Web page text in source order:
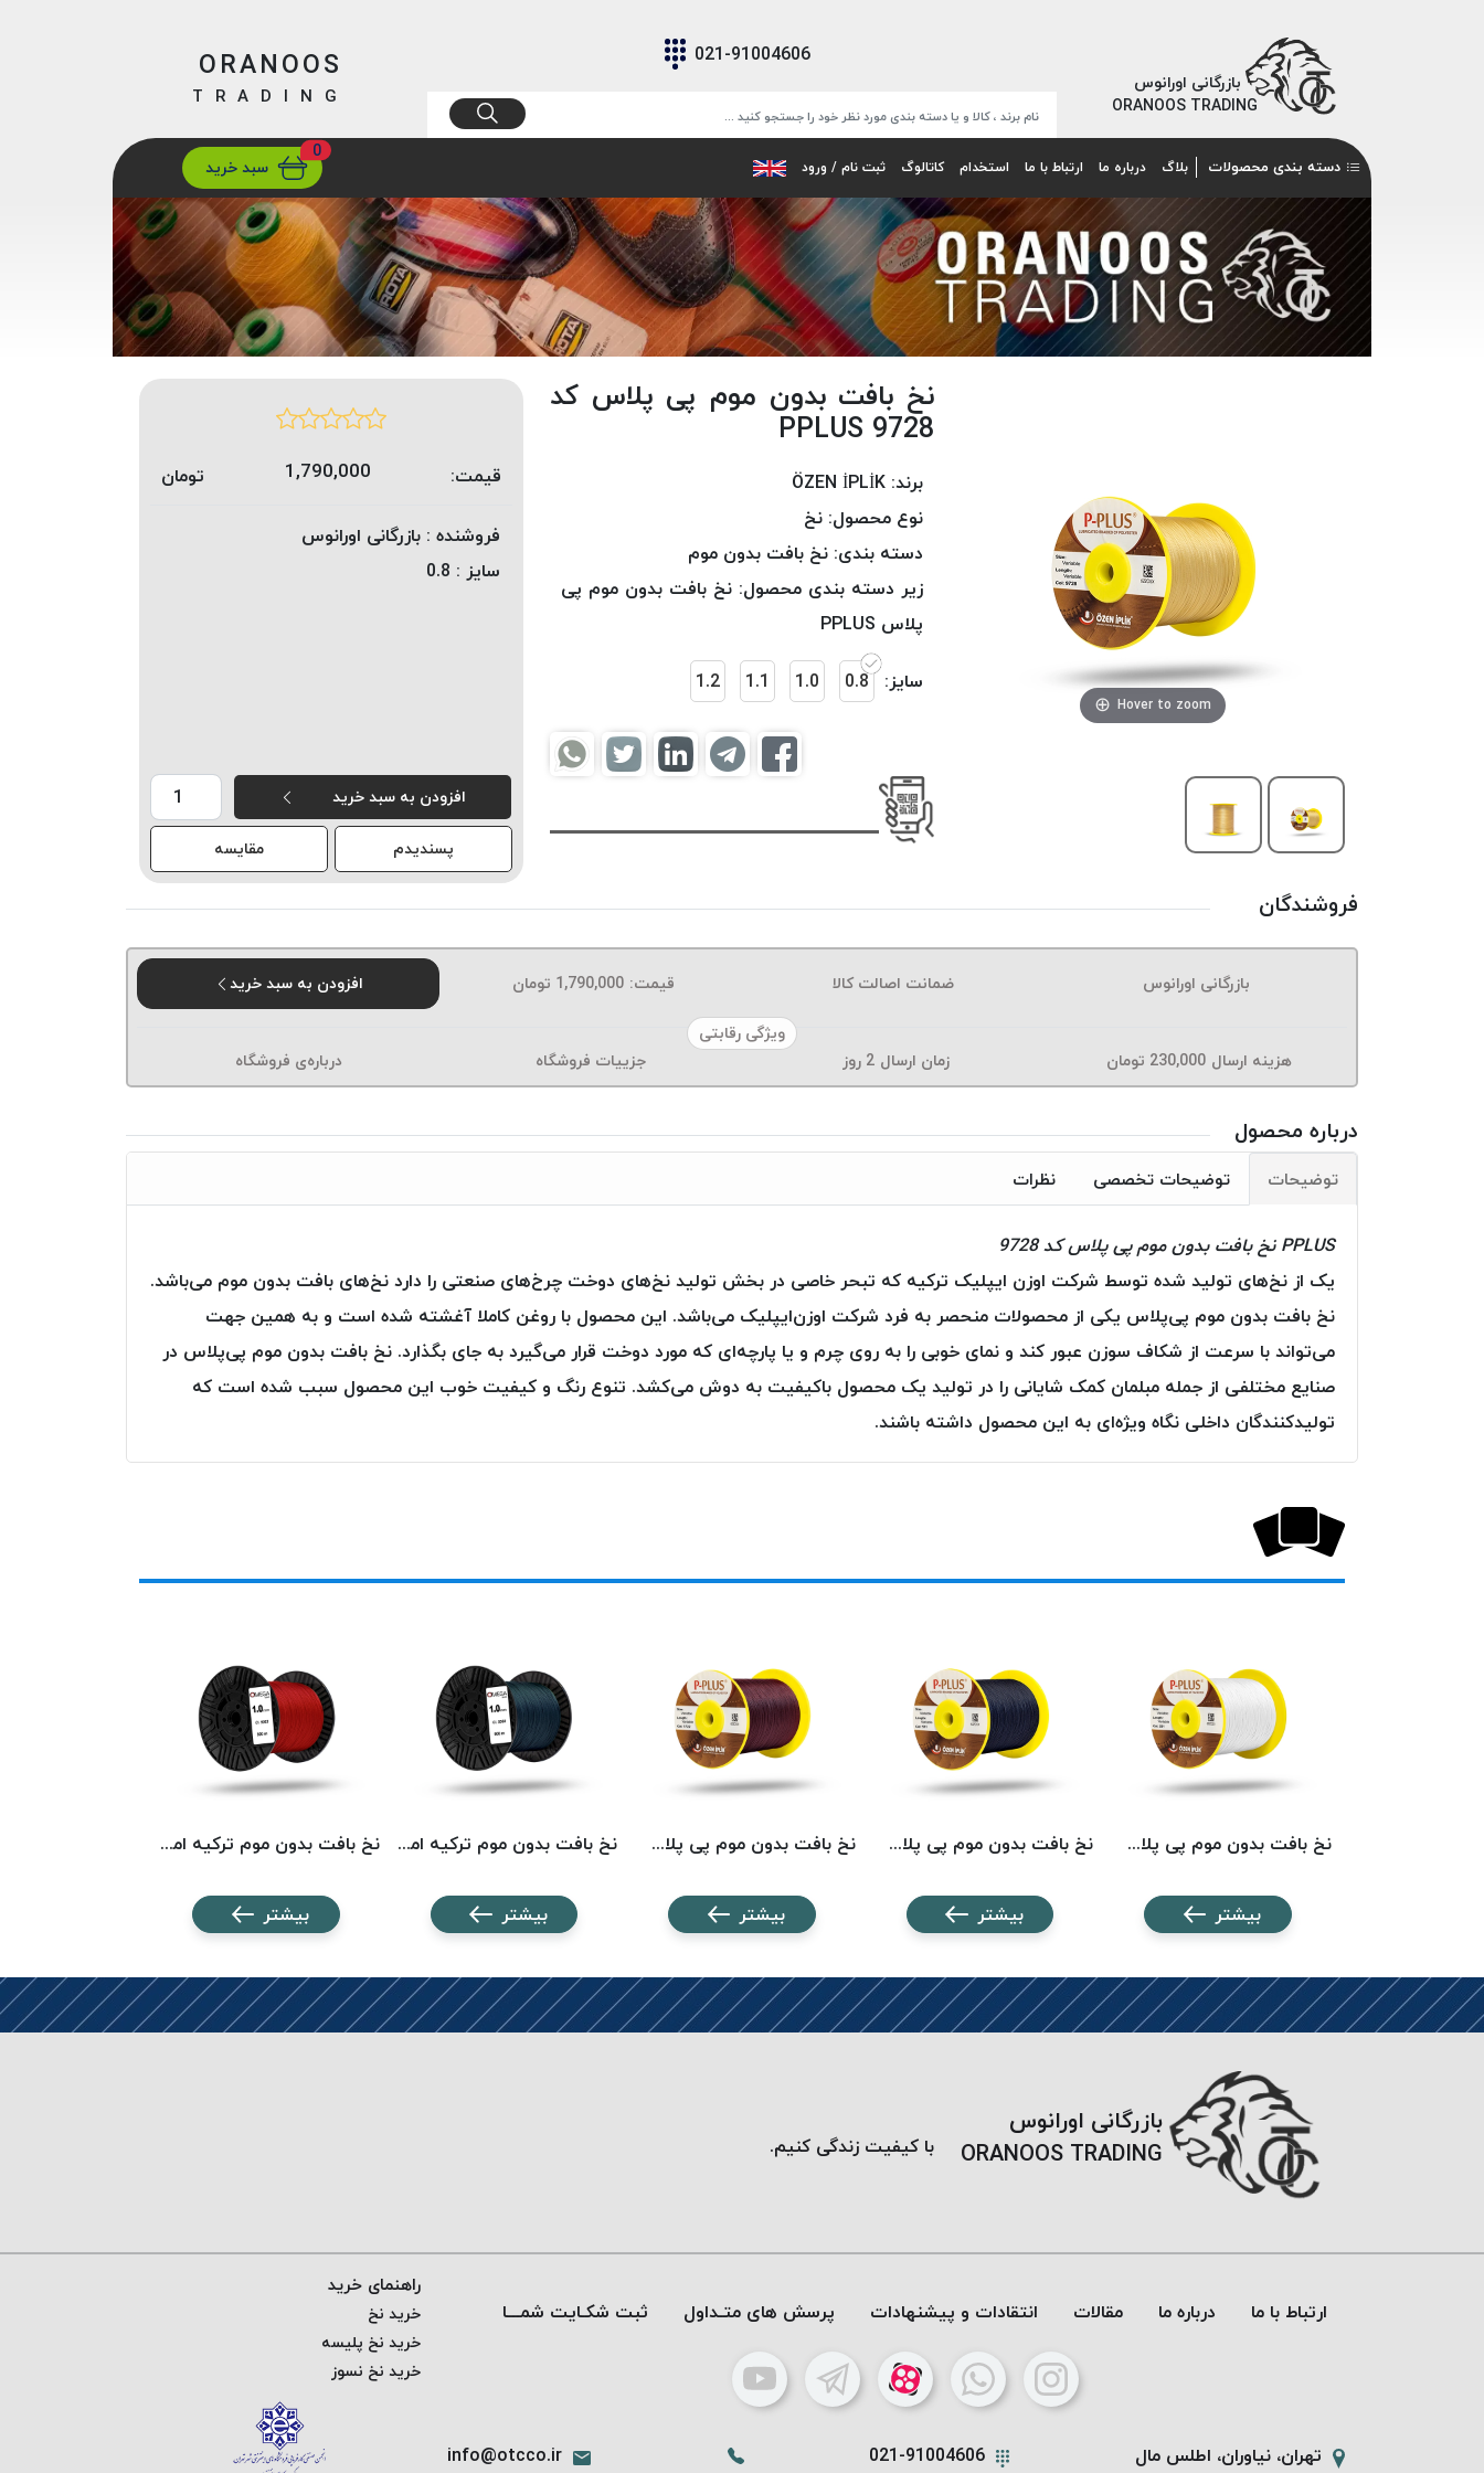
بازرگانی اورانوس
ORANOOS TRADING
021-91004606
ارسالتهران/ تهران
ORANOOS
TRADING
دسته بندی محصولات بلاگ درباره ما ارتباط با ما استخدام کاتالوگ ثبت نام / ورود
0
سبد خرید
Hover to zoom
نخ بافت بدون موم پی پلاس کد
9728 PPLUS
برند: ÖZEN İPLİK
نوع محصول: نخ
دسته بندی: نخ بافت بدون موم
زیر دسته بندی محصول: نخ بافت بدون موم پی
پلاس PPLUS
سایز: 0.8
1.0
1.1
1.2
قیمت: 1,790,000
تومان
فروشنده : بازرگانی اورانوس
سایز : 0.8
افزودن به سبد خرید
پسندیدم
مقایسه
فروشندگان
بازرگانی اورانوس ضمانت اصالت کالا قیمت: 1,790,000 تومان
افزودن به سبد خرید
ویژگی رقابتی
هزینه ارسال 230,000 تومان زمان ارسال 2 روز جزییات فروشگاه درباره‌ی فروشگاه
درباره محصول
توضیحات توضیحات تخصصی نظرات
PPLUS نخ بافت بدون موم پی پلاس کد 9728
یک از نخ‌های تولید شده توسط شرکت اوزن ایپلیک ترکیه که تبحر خاصی در بخش تولید نخ‌های دوخت چرخ‌های صنعتی را دارد نخ‌های بافت بدون موم می‌باشد.
نخ بافت بدون موم پی‌پلاس یکی از محصولات منحصر به فرد شرکت اوزن‌ایپلیک می‌باشد. این محصول با روغن کاملا آغشته شده است و به همین جهت
می‌تواند با سرعت از شکاف سوزن عبور کند و نمای خوبی را به روی چرم و یا پارچه‌ای که مورد دوخت قرار می‌گیرد به جای بگذارد. نخ بافت بدون موم پی‌پلاس در
صنایع مختلفی از جمله مبلمان کمک شایانی را در تولید یک محصول باکیفیت به دوش می‌کشد. تنوع رنگ و کیفیت خوب این محصول سبب شده است که
تولیدکنندگان داخلی نگاه ویژه‌ای به این محصول داشته باشند.
نخ بافت بدون موم پی پلاس کد 201 PPLUS
بیشتر
نخ بافت بدون موم پی پلاس کد 511 PPLUS
بیشتر
نخ بافت بدون موم پی پلاس کد 1722 PPLUS
بیشتر
نخ بافت بدون موم ترکیه امگا کد 5568 OMEGA
بیشتر
نخ بافت بدون موم ترکیه امگا کد 5023 OMEGA
بیشتر
بازرگانی اورانوس
ORANOOS TRADING
با کیفیت زندگی کنیم.
ارتباط با ما درباره ما مقالات انتقادات و پیشنهادات پرسش های متـداول ثبت شکـایت شمـــا
تهران، نیاوران، اطلس مال 021-91004606
info@otcco.ir
راهنمای خرید
خرید نخ
خرید نخ پلیسه
خرید نخ نسوز